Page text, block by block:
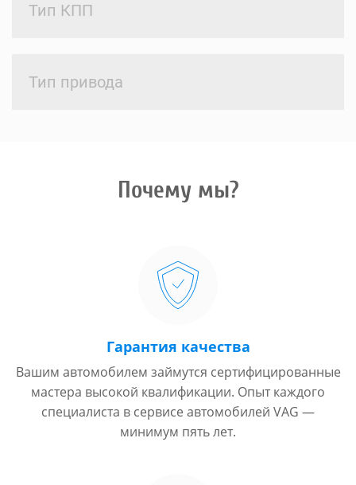
Тип КПП
Тип привода
Почему мы?
Гарантия качества
Вашим автомобилем займутся сертифицированные
мастера высокой квалификации. Опыт каждого
специалиста в сервисе автомобилей VAG —
минимум пять лет.